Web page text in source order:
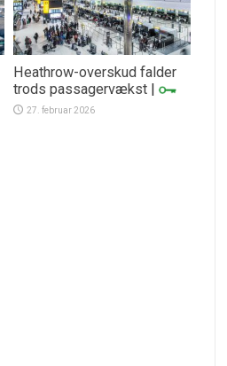
Heathrow-overskud falder
trods passagervækst |
27. februar 2026